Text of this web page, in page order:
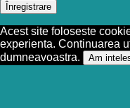
Înregistrare
Acest site foloseste
experienta. Continuarea
dumneavoastra.
Am